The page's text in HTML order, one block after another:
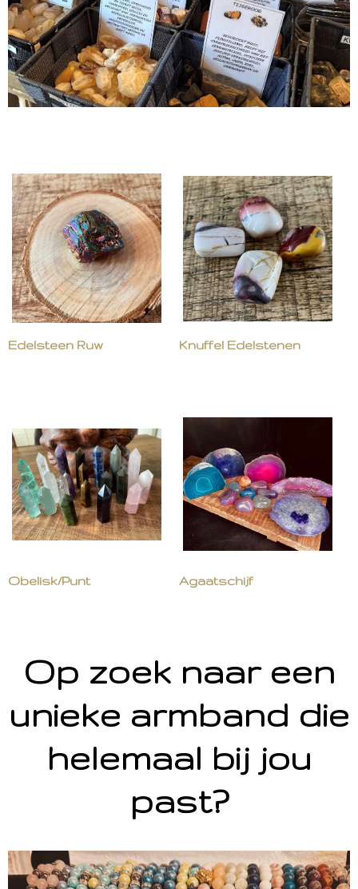
Edelsteen Ruw Knuffel Edelstenen
Obelisk/Punt Agaatschijf
Op zoek naar een
unieke armband die
helemaal bij jou
past?